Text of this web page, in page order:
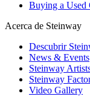
Buying a Used
Acerca de Steinway
Descubrir
News & Events
Steinway
Steinway
Video Gallery